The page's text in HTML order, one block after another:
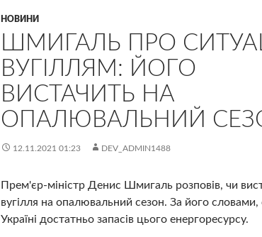
НОВИНИ
ШМИГАЛЬ ПРО
ВУГІЛЛЯМ: ЙОГО
ВИСТАЧИТЬ НА
ОПАЛЮВАЛЬНИЙ
12.11.2021 01:23 DEV_ADMIN1488
Прем'єр-міністр Денис Шмигаль розповів, чи
вугілля на опалювальний сезон. За його словами,
Україні достатньо запасів цього енергоресурсу.